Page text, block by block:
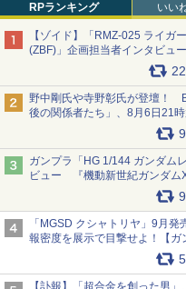
RPランキング いい
【ゾイド】「RMZ-025 ライガ
(ZBF)」企画担当者インタビュ
デザインまで再現可能なボリュ
ト pic.x.com/6zOqQAQKkX
野中剛氏や寺野彰氏が登壇！
後の関係者たち」、8月6日21
は「超合金」！
ガンプラ「HG 1/144 ガンダム
ビュー 『機動新世紀ガンダム
ンナーアームガトリングの変形
最新フォーマットでキット化！
pic.x.com/nszPIDTpbg
「MGSD クシャトリヤ」9月発
報密度を展示で目撃せよ！【ガ
り下ろし】 pic.x.com/
【訃報】「超合金を創った男